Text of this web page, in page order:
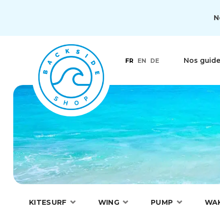
FR EN DE Nos
KITESURF WING PUMP